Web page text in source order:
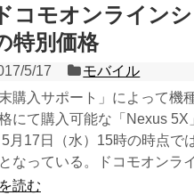
コモオンライン
特別価格
5/17
モバイル
末購入サポート」によって
にて購入可能な「Nexus
月17日（水）15時の時点で
なっている。ドコモオンラ
読む